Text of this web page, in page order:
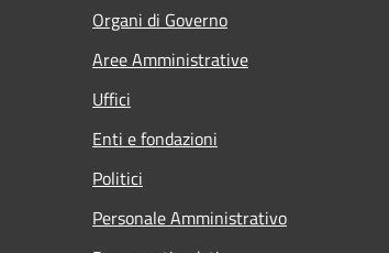
Organi di Governo
Aree Amministrative
Uffici
Enti e fondazioni
Politici
Personale Amministrativo